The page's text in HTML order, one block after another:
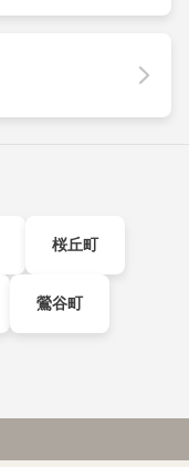
桜丘町
鶯谷町